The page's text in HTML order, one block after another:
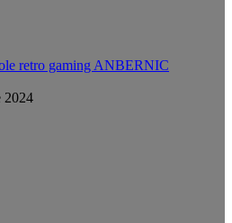
retro gaming ANBERNIC
2024